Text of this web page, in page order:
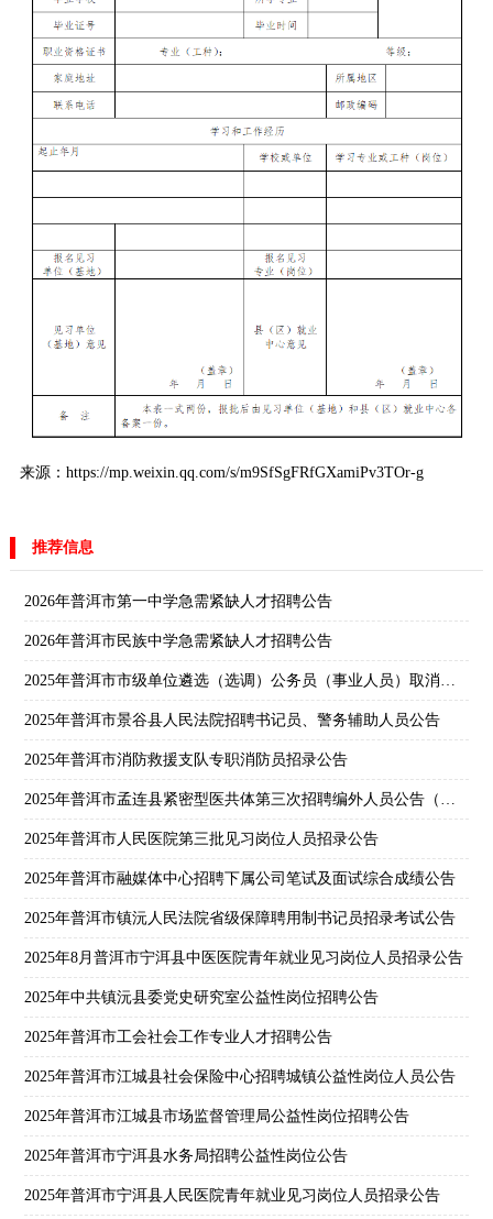
来源：https://mp.weixin.qq.com/s/m9SfSgFRfGXamiPv3TOr-g
推荐信息
2026年普洱市第一中学急需紧缺人才招聘公告
2026年普洱市民族中学急需紧缺人才招聘公告
2025年普洱市景谷县人民法院招聘书记员、警务辅助人员公告
2025年普洱市消防救援支队专职消防员招录公告
2025年普洱市人民医院第三批见习岗位人员招录公告
2025年普洱市融媒体中心招聘下属公司笔试及面试综合成绩公告
2025年普洱市镇沅人民法院省级保障聘用制书记员招录考试公告
2025年8月普洱市宁洱县中医医院青年就业见习岗位人员招录公告
2025年中共镇沅县委党史研究室公益性岗位招聘公告
2025年普洱市工会社会工作专业人才招聘公告
2025年普洱市江城县社会保险中心招聘城镇公益性岗位人员公告
2025年普洱市江城县市场监督管理局公益性岗位招聘公告
2025年普洱市宁洱县水务局招聘公益性岗位公告
2025年普洱市宁洱县人民医院青年就业见习岗位人员招录公告